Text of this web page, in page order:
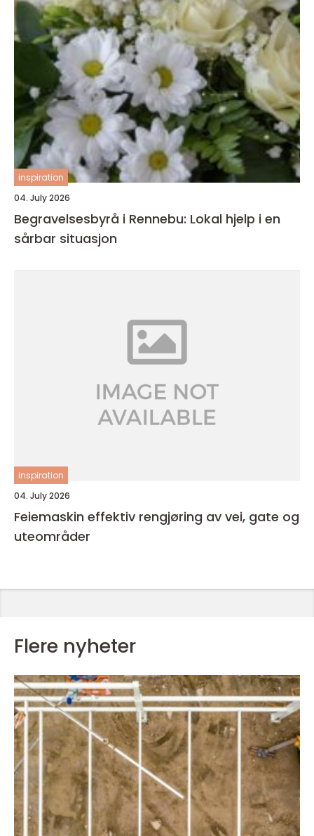
inspiration
04. July 2026
Begravelsesbyrå i Rennebu: Lokal hjelp i en
sårbar situasjon
inspiration
04. July 2026
Feiemaskin effektiv rengjøring av vei, gate og
uteområder
Flere nyheter